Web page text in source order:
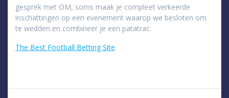
gesprek met OM, soms maak je compleet verkeerde
inschattingen op een evenement waarop we besloten om
te wedden en combineer je een patatrac.
The Best Football Betting Site